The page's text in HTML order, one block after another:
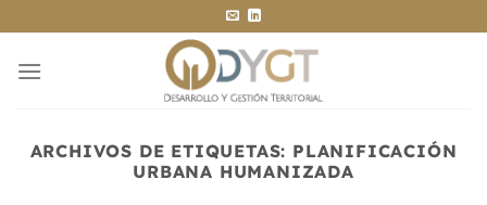
al
contenido
ARCHIVOS DE ETIQUETAS: PLANIFICACIÓN
URBANA HUMANIZADA